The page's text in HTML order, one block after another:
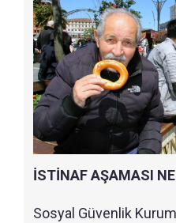
İSTİNAF AŞAMASI NE
Sosyal Güvenlik